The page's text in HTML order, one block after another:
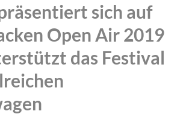
sich auf
Open Air 2019
das Festival